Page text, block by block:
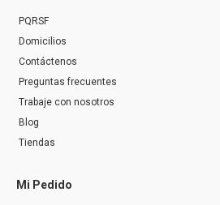
PQRSF
Domicilios
Contáctenos
Preguntas frecuentes
Trabaje con nosotros
Blog
Tiendas
Mi Pedido